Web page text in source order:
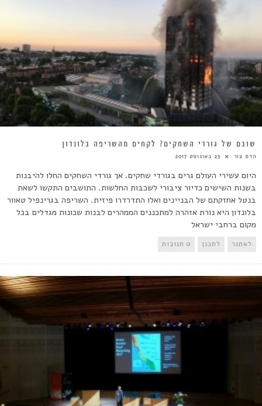
שובם של גורדי השחקים? לקחים מהשריפה בלונדון
הדס צור 23 באוגוסט 2017
היום עשירי העולם גרים בגורדי שחקים. אך גורדי השחקים החלו להיבנות
בשנות השישים כדיור ציבורי לשכבות החלשות. התושבים התקשו לשאת
בנטל אחזקתם של הבניינים ואלו התדרדרו פיזית. השריפה בגרינפיל טאוור
בלונדון היא נורת אזהרה למתכננים הממהרים לבנות שכונות מגדלים בכל
מקום ברחבי ישראל
לאתגר לתכנן 0 תגובות